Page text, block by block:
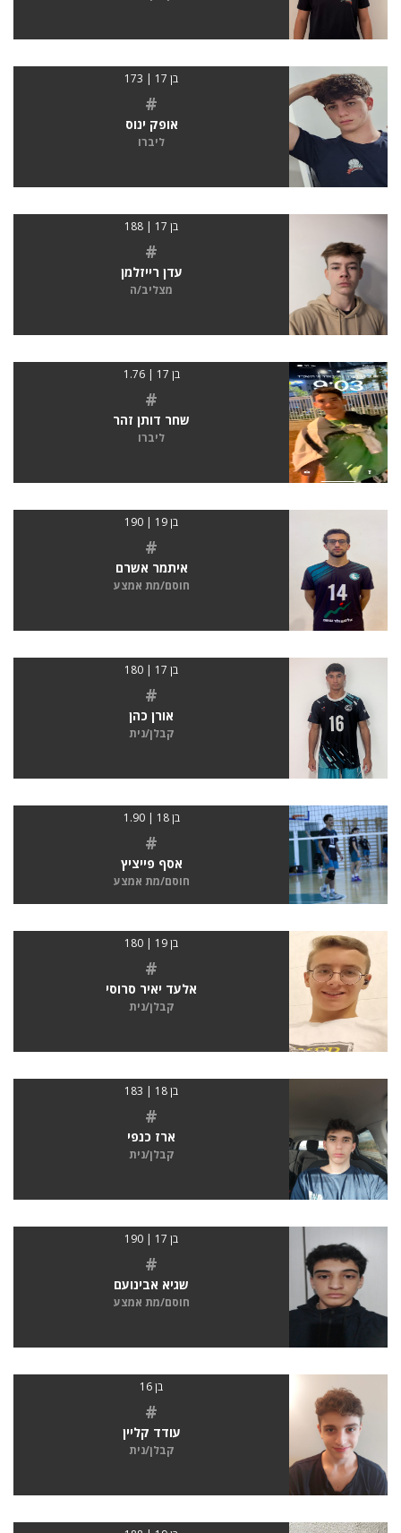
בן 17 | 173
#
אופק ינוס
ליברו
בן 17 | 188
#
עדן רייזלמן
מצליב/ה
בן 17 | 1.76
#
שחר דותן זהר
ליברו
בן 19 | 190
#
איתמר אשרם
חוסם/מת אמצע
בן 17 | 180
#
אורן כהן
קבלן/נית
בן 18 | 1.90
#
אסף פייציץ
חוסם/מת אמצע
בן 19 | 180
#
אלעד יאיר סרוסי
קבלן/נית
בן 18 | 183
#
ארז כנפי
קבלן/נית
בן 17 | 190
#
שגיא אבינועם
חוסם/מת אמצע
בן 16
#
עודד קליין
קבלן/נית